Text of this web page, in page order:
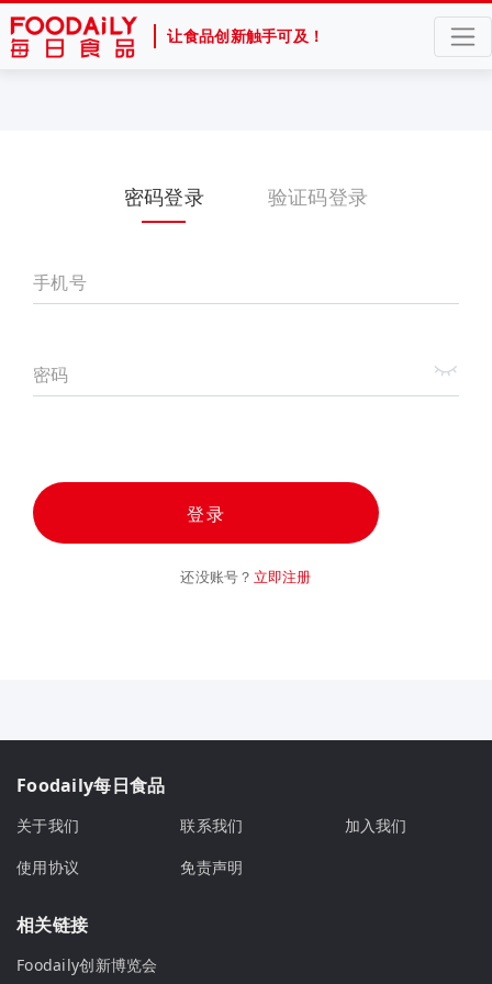
让食品创新触手可及！
密码登录 验证码登录
手机号
密码
登录
还没账号？ 立即注册
Foodaily每日食品
关于我们 联系我们
加入我们
使用协议
免责声明
相关链接
Foodaily创新博览会